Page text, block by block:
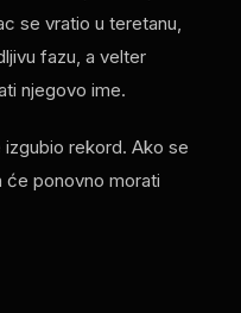
se vratio u teretanu,
fazu, a velter
njegovo ime.
izgubio rekord. Ako se
će ponovno morati